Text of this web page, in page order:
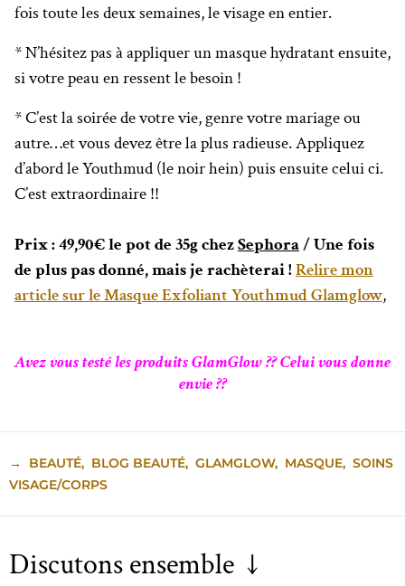
fois toute les deux semaines, le visage en entier.
* N’hésitez pas à appliquer un masque hydratant ensuite,
si votre peau en ressent le besoin !
* C’est la soirée de votre vie, genre votre mariage ou
autre…et vous devez être la plus radieuse. Appliquez
d’abord le Youthmud (le noir hein) puis ensuite celui ci.
C’est extraordinaire !!
Prix : 49,90€ le pot de 35g chezSephora/ Une fois
de plus pas donné, mais je rachèterai !Relire mon
article sur le Masque Exfoliant Youthmud Glamglow,
Avez vous testé les produits GlamGlow ?? Celui vous donne
envie ??
→ BEAUTÉ, BLOG BEAUTÉ, GLAMGLOW, MASQUE, SOINS
VISAGE/CORPS
Discutons ensemble ↓